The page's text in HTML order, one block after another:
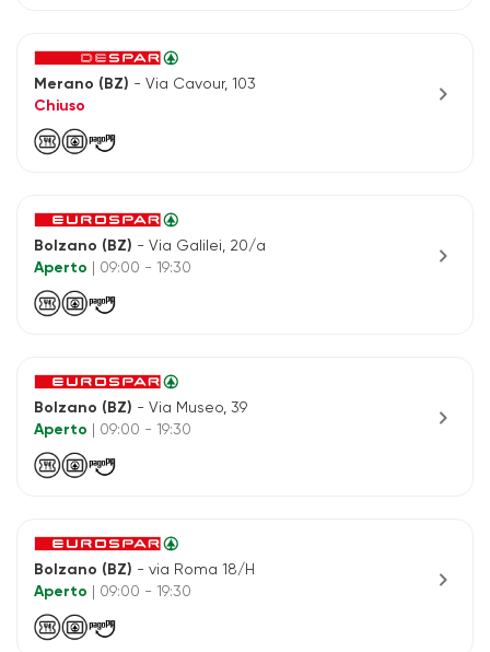
Merano (BZ) - Via Cavour, 103
Chiuso
chevron_right
Bolzano (BZ) - Via Galilei, 20/a
Aperto
| 09:00 - 19:30 chevron_right
Bolzano (BZ) - Via Museo, 39
Aperto
| 09:00 - 19:30 chevron_right
Bolzano (BZ) - via Roma 18/H
Aperto
| 09:00 - 19:30 chevron_right